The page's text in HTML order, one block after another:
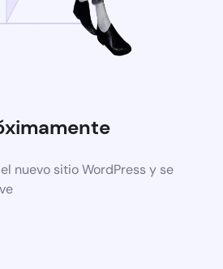
nuevo sitio WordPress y se